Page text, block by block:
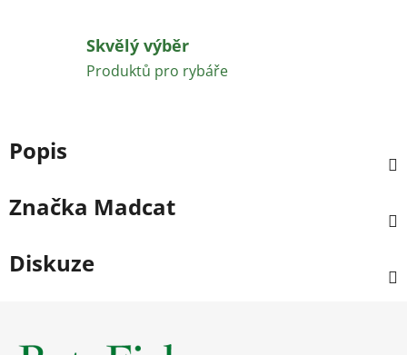
Skvělý výběr
Produktů pro rybáře
Popis
Značka Madcat
Diskuze